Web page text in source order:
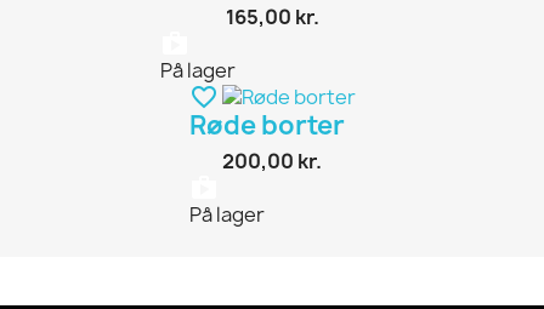
165,00 kr.
På lager
favorite_border
Røde borter
200,00 kr.
På lager